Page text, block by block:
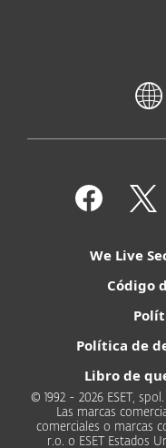
We Live
Código
Política de
Libro de
© 1992 - 2026 ESET,
Las marcas
comerciales o marcas
r.o. o ESET Estados